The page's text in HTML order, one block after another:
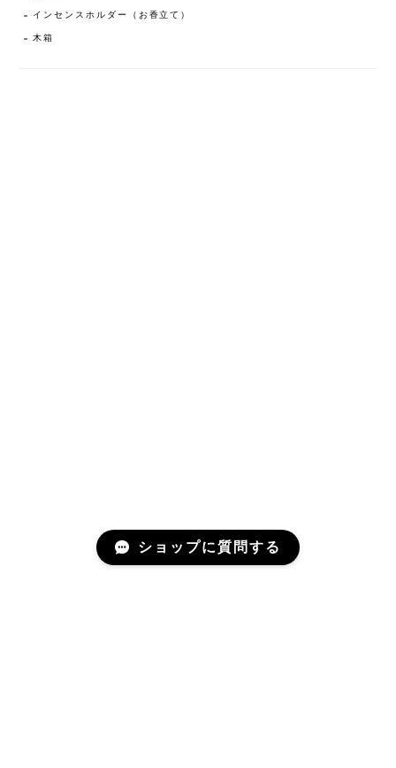
インセンスホルダー（お香立て）
木箱
ショップに質問する